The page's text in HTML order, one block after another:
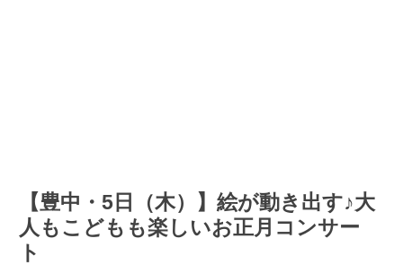
【豊中・5日（木）】絵が動き出す♪大
人もこどもも楽しいお正月コンサー
ト